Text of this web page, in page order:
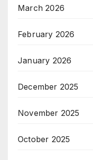
March 2026
February 2026
January 2026
December 2025
November 2025
October 2025